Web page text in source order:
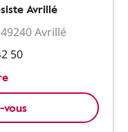
Avrillé
Avrillé
50